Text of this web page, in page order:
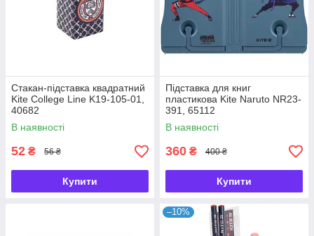
Стакан-підставка квадратний
Kite College Line K19-105-01,
40682
В наявності
52 ₴ 56 ₴
Купити
Підставка для книг
пластикова Kite Naruto NR23-
391, 65112
В наявності
360 ₴ 400 ₴
Купити
–10%